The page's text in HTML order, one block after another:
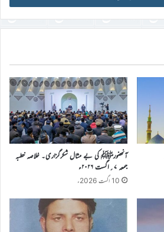
آنحضورﷺ کی بے مثال شکرگزاری۔ خلاصہ خطبہ
جمعہ ۷؍اگست ۲۰۲۶ء
10 اگست 2026ء